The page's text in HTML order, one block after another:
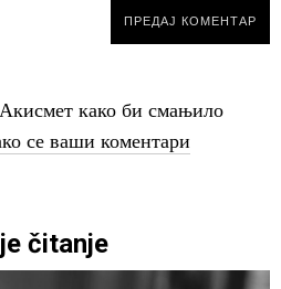
како би смањило
се ваши коментари
čitanje